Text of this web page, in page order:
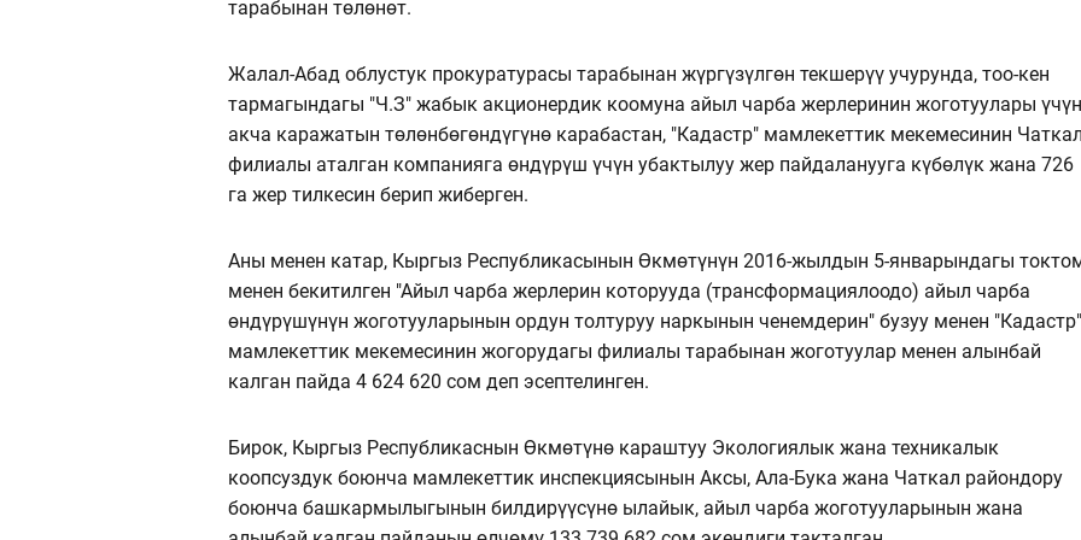
тарабынан тѳлѳнөт.
Жалал-Абад облустук прокуратурасы тарабынан жүргүзүлгѳн текшерүү учурунда, тоо-кен
тармагындагы "Ч.З" жабык акционердик коомуна айыл чарба жерлеринин жоготуулары үчүн
акча каражатын тѳлѳнбѳгѳндүгүнө карабастан, "Кадастр" мамлекеттик мекемесинин Чаткал
филиалы аталган компанияга ѳндүрүш үчүн убактылуу жер пайдаланууга күбѳлүк жана 726
га жер тилкесин берип жиберген.
Аны менен катар, Кыргыз Республикасынын Ѳкмѳтүнүн 2016-жылдын 5-январындагы
менен бекитилген "Айыл чарба жерлерин которууда (трансформациялоодо) айыл чарба
ѳндүрүшүнүн жоготууларынын ордун толтуруу наркынын ченемдерин" бузуу менен "Кадастр"
мамлекеттик мекемесинин жогорудагы филиалы тарабынан жоготуулар менен алынбай
калган пайда 4 624 620 сом деп эсептелинген.
Бирок, Кыргыз Республикаснын Ѳкмѳтүнѳ караштуу Экологиялык жана техникалык
коопсуздук боюнча мамлекеттик инспекциясынын Аксы, Ала-Бука жана Чаткал райондору
боюнча башкармылыгынын билдирүүсүнѳ ылайык, айыл чарба жоготууларынын жана